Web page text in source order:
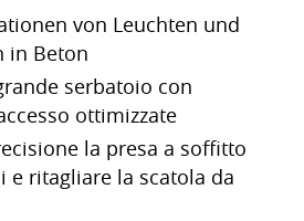
von Leuchten und
in Beton
serbatoio con
ottimizzate
la presa a soffitto
e ritagliare la scatola da